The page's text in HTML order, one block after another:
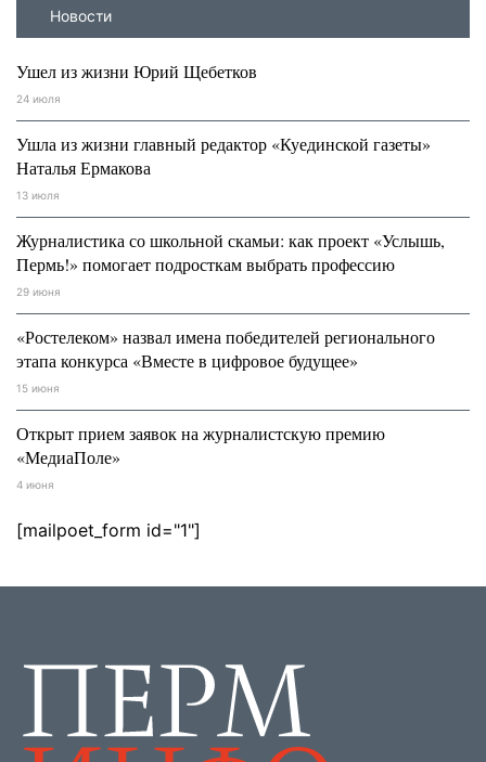
Новости
Ушел из жизни Юрий Щебетков
24 июля
Ушла из жизни главный редактор «Куединской газеты»
Наталья Ермакова
13 июля
Журналистика со школьной скамьи: как проект «Услышь,
Пермь!» помогает подросткам выбрать профессию
29 июня
«Ростелеком» назвал имена победителей регионального
этапа конкурса «Вместе в цифровое будущее»
15 июня
Открыт прием заявок на журналистскую премию
«МедиаПоле»
4 июня
[mailpoet_form id="1"]